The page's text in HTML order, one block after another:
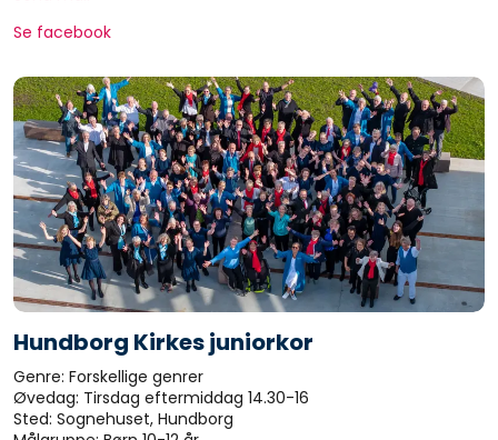
Se facebook
Hundborg Kirkes juniorkor
Genre: Forskellige genrer
Øvedag: Tirsdag eftermiddag 14.30-16
Sted: Sognehuset, Hundborg